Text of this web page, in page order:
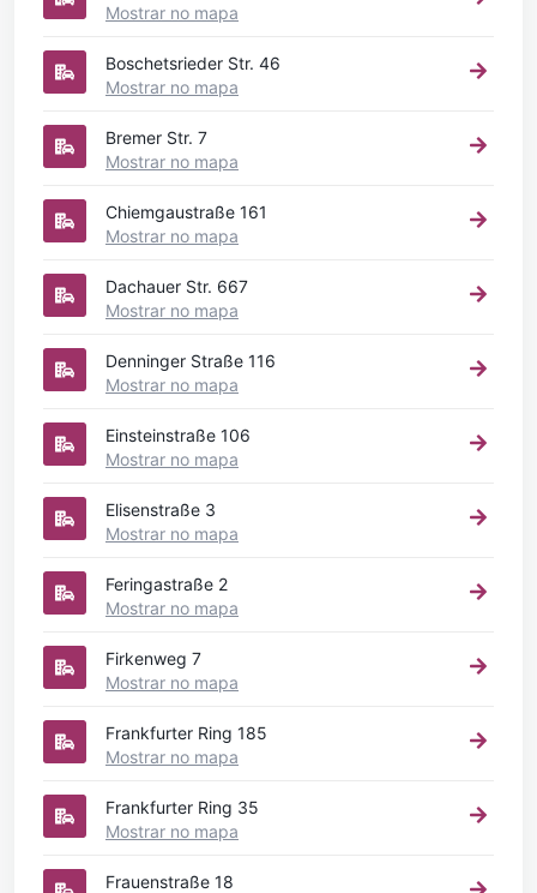
Mostrar no mapa
Boschetsrieder Str. 46
Mostrar no mapa
Bremer Str. 7
Mostrar no mapa
Chiemgaustraße 161
Mostrar no mapa
Dachauer Str. 667
Mostrar no mapa
Denninger Straße 116
Mostrar no mapa
Einsteinstraße 106
Mostrar no mapa
Elisenstraße 3
Mostrar no mapa
Feringastraße 2
Mostrar no mapa
Firkenweg 7
Mostrar no mapa
Frankfurter Ring 185
Mostrar no mapa
Frankfurter Ring 35
Mostrar no mapa
Frauenstraße 18